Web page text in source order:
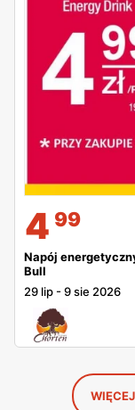
4 99
Napój
Bull
29 lip -9 sie 2026